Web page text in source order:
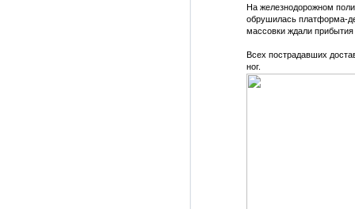
На железнодорожном
обрушилась платформа-
массовки ждали прибытия
Всех пострадавших
ног.